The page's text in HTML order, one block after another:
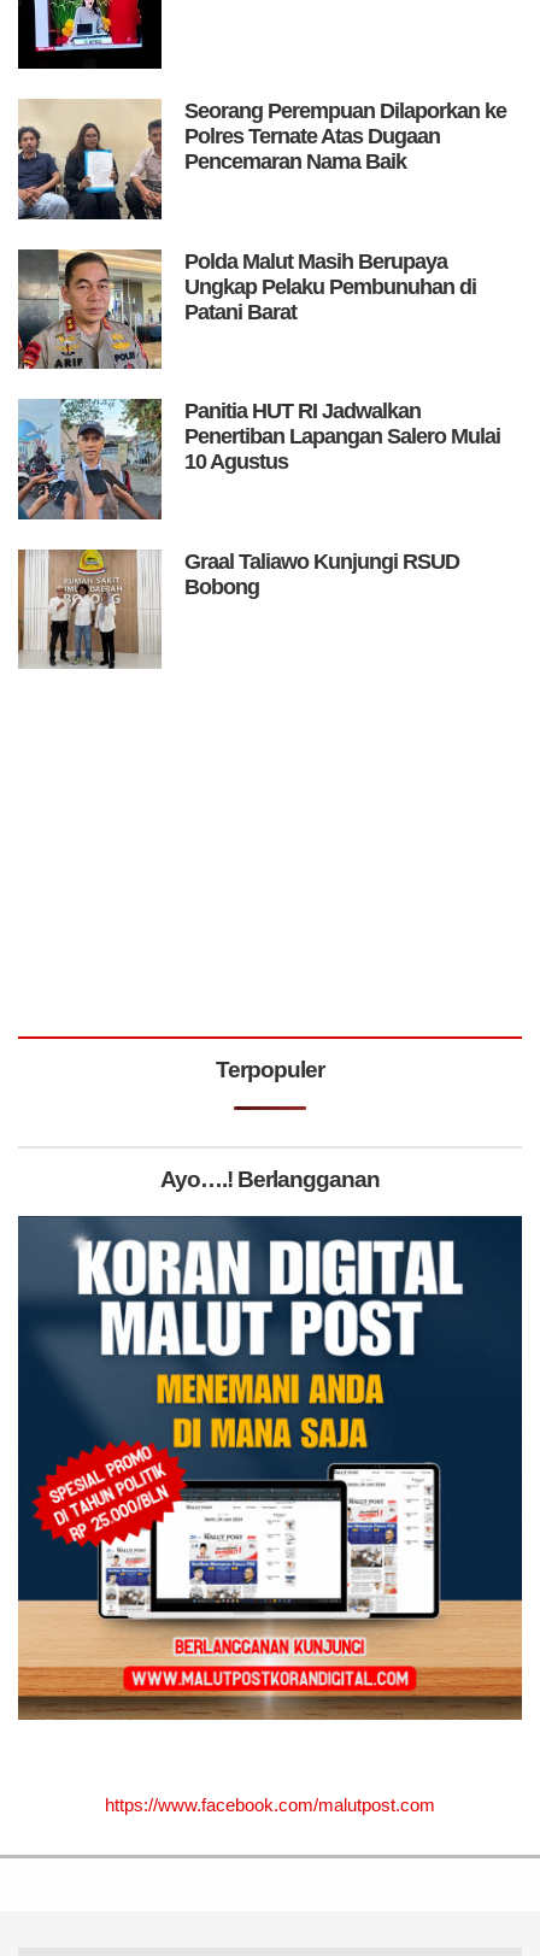
Seorang Perempuan Dilaporkan ke
Polres Ternate Atas Dugaan
Pencemaran Nama Baik
Polda Malut Masih Berupaya
Ungkap Pelaku Pembunuhan di
Patani Barat
Panitia HUT RI Jadwalkan
Penertiban Lapangan Salero Mulai
10 Agustus
Graal Taliawo Kunjungi RSUD
Bobong
Terpopuler
Ayo….! Berlangganan
https://www.facebook.com/malutpost.com